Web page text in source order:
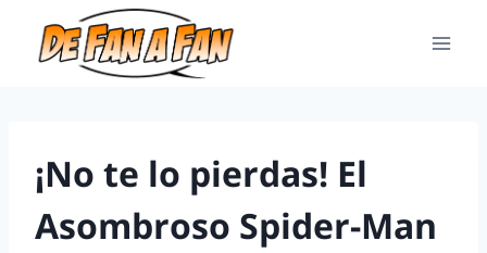
¡No te lo pierdas! El
Asombroso Spider-Man